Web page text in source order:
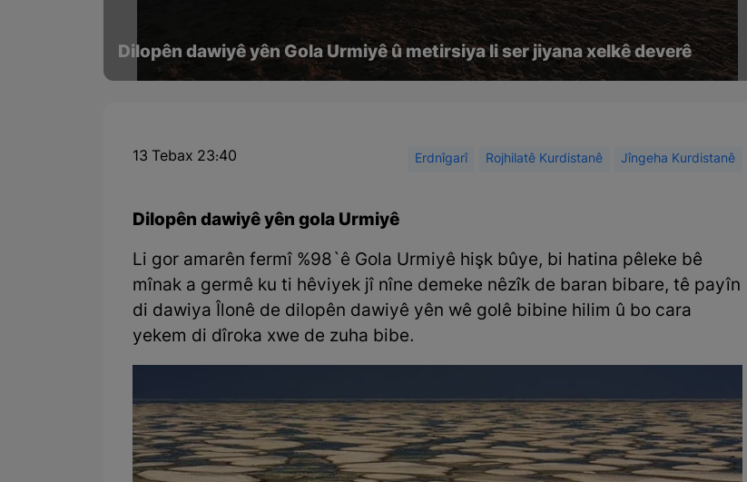
Dilopên dawiyê yên Gola Urmiyê û metirsiya li ser jiyana xelkê deverê
13 Tebax 23:40 Erdnîgarî Rojhilatê Kurdistanê Jîngeha Kurdistanê
Dilopên dawiyê yên gola Urmiyê
Li gor amarên fermî %98`ê Gola Urmiyê hişk bûye, bi hatina pêleke bê
mînak a germê ku ti hêviyek jî nîne demeke nêzîk de baran bibare, tê payîn
di dawiya Îlonê de dilopên dawiyê yên wê golê bibine hilim û bo cara
yekem di dîroka xwe de zuha bibe.